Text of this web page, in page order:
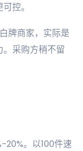
控。
牌商家，实际是
采购方稍不留
20%。以100件速